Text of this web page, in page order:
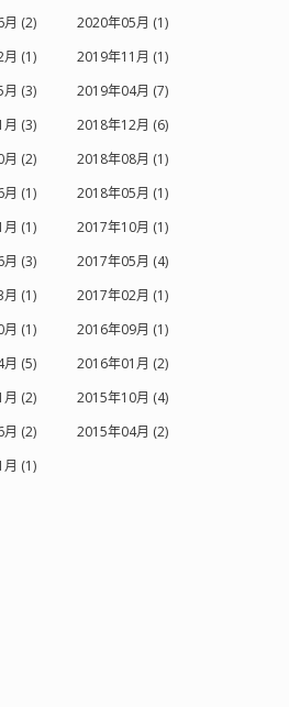
机名，
。
的主机
接。
服务
rsyncd
作时忽
说 rsync
或其它
。这对
是不应
的。
使用
通过该
程主机
操作类
%u 认证
传输的
(2)
2020年05月 (1)
(1)
2019年11月 (1)
(3)
2019年04月 (7)
(3)
2018年12月 (6)
(2)
2018年08月 (1)
(1)
2018年05月 (1)
(1)
2017年10月 (1)
(3)
2017年05月 (4)
(1)
2017年02月 (1)
(1)
2016年09月 (1)
(5)
2016年01月 (2)
(2)
2015年10月 (4)
(2)
2015年04月 (2)
(1)